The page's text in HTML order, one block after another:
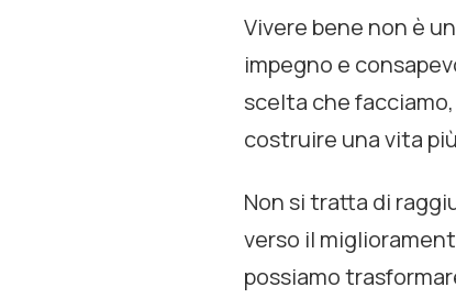
Vivere bene non è
impegno e
scelta che
costruire una vita
Non si tratta di
verso il
possiamo